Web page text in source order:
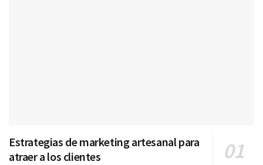
Estrategias de marketing artesanal para
atraer a los clientes